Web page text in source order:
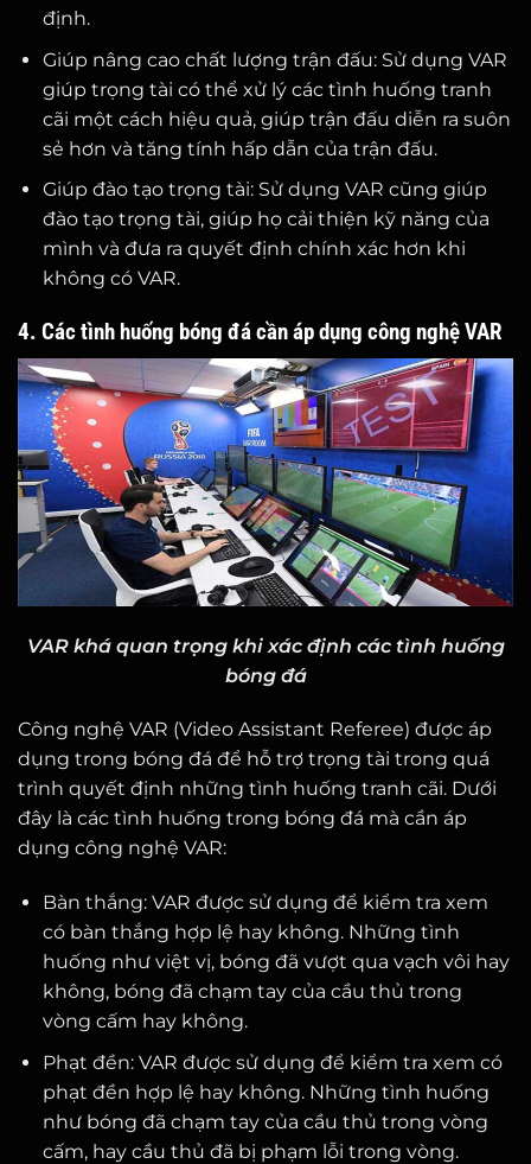
định.
Giúp nâng cao chất lượng trận đấu: Sử dụng VAR
giúp trọng tài có thể xử lý các tình huống tranh
cãi một cách hiệu quả, giúp trận đấu diễn ra suôn
sẻ hơn và tăng tính hấp dẫn của trận đấu.
Giúp đào tạo trọng tài: Sử dụng VAR cũng giúp
đào tạo trọng tài, giúp họ cải thiện kỹ năng của
mình và đưa ra quyết định chính xác hơn khi
không có VAR.
4. Các tình huống bóng đá cần áp dụng công nghệ VAR
VAR khá quan trọng khi xác định các tình huống
bóng đá
Công nghệ VAR (Video Assistant Referee) được áp
dụng trong bóng đá để hỗ trợ trọng tài trong quá
trình quyết định những tình huống tranh cãi. Dưới
đây là các tình huống trong bóng đá mà cần áp
dụng công nghệ VAR:
Bàn thắng: VAR được sử dụng để kiểm tra xem
có bàn thắng hợp lệ hay không. Những tình
huống như việt vị, bóng đã vượt qua vạch vôi hay
không, bóng đã chạm tay của cầu thủ trong
vòng cấm hay không.
Phạt đền: VAR được sử dụng để kiểm tra xem có
phạt đền hợp lệ hay không. Những tình huống
như bóng đã chạm tay của cầu thủ trong vòng
cấm, hay cầu thủ đã bị phạm lỗi trong vòng.